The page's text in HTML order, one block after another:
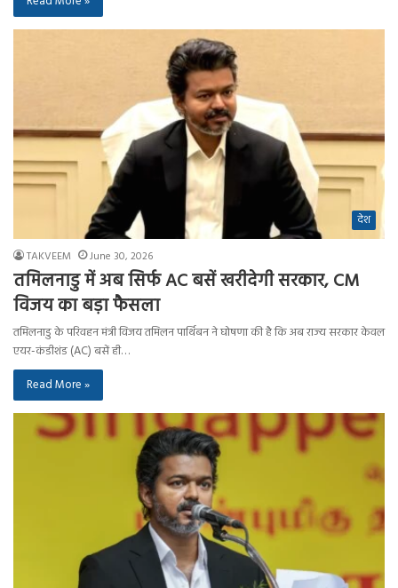
देश
TAKVEEM June 30, 2026
तमिलनाडु में अब सिर्फ AC बसें खरीदेगी सरकार, CM
विजय का बड़ा फैसला
तमिलनाडु के परिवहन मंत्री विजय तमिलन पार्थिबन ने घोषणा की है कि अब राज्य सरकार केवल
एयर-कंडीशंड (AC) बसें ही…
Read More »